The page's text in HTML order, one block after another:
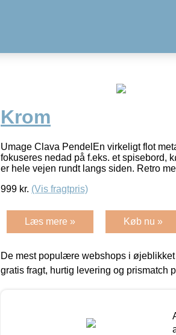
Krom
Umage Clava PendelEn virkeligt flot
fokuseres nedad på f.eks. et spisebord,
er hele vejen rundt langs siden. Retro
999 kr. (Vis fragtpris)
Læs mere » Køb nu »
De mest populære webshops i
gratis fragt, hurtig levering og prismatch